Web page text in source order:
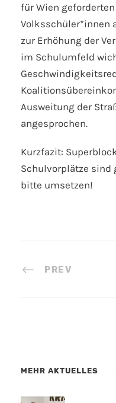
für Wien
Volksschüler*innen
zur Erhöhung der
im Schulumfeld
Ausweitung der
angesprochen.
Kurzfazit:
Schulvorplätze sind
bitte umsetzen!
PREV
MEHR AKTUELLES